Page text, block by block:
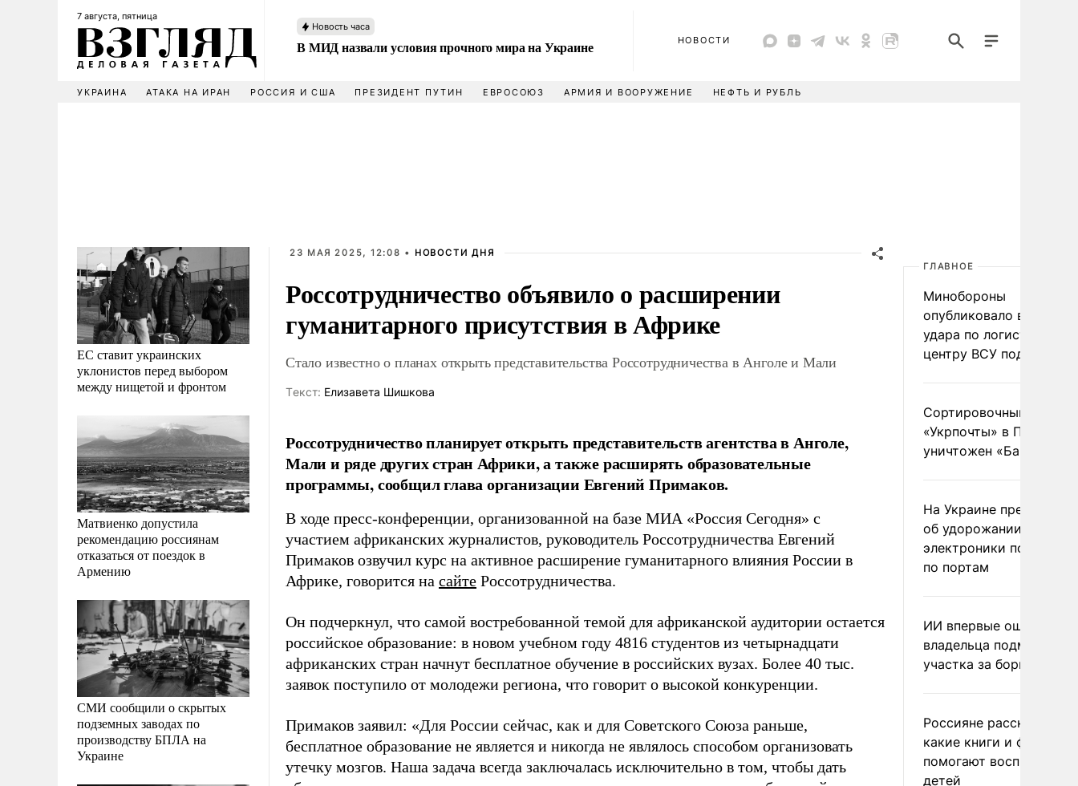
7 августа, пятница
Новость часа
В МИД назвали условия прочного мира на Украине НОВОСТИ
УКРАИНА АТАКА НА ИРАН РОССИЯ И США ПРЕЗИДЕНТ ПУТИН ЕВРОСОЮЗ АРМИЯ И ВООРУЖЕНИЕ НЕФТЬ И РУБЛЬ
ЕС ставит украинских
уклонистов перед выбором
между нищетой и фронтом
Матвиенко допустила
рекомендацию россиянам
отказаться от поездок в
Армению
СМИ сообщили о скрытых
подземных заводах по
производству БПЛА на
Украине
23 МАЯ 2025, 12:08 • НОВОСТИ ДНЯ
Россотрудничество объявило о расширении
гуманитарного присутствия в Африке
Стало известно о планах открыть представительства Россотрудничества в Анголе и Мали
Tекст: Елизавета Шишкова
Россотрудничество планирует открыть представительств агентства в Анголе,
Мали и ряде других стран Африки, а также расширять образовательные
программы, сообщил глава организации Евгений Примаков.
В ходе пресс-конференции, организованной на базе МИА «Россия Сегодня» с
участием африканских журналистов, руководитель Россотрудничества Евгений
Примаков озвучил курс на активное расширение гуманитарного влияния России в
Африке, говорится на сайте Россотрудничества.
Он подчеркнул, что самой востребованной темой для африканской аудитории остается
российское образование: в новом учебном году 4816 студентов из четырнадцати
африканских стран начнут бесплатное обучение в российских вузах. Более 40 тыс.
заявок поступило от молодежи региона, что говорит о высокой конкуренции.
Примаков заявил: «Для России сейчас, как и для Советского Союза раньше,
бесплатное образование не является и никогда не являлось способом организовать
утечку мозгов. Наша задача всегда заключалась исключительно в том, чтобы дать
ГЛАВНОЕ
Минобороны
опубликовало видео
удара по
центру ВСУ под Киевом
Сортировочный пункт
«Укрпочты» в
уничтожен
На Украине
об удорожании
электроники после
по портам
ИИ впервые
владельца
участка за борщевик
Россияне рассказали,
какие книги и фильмы
помогают воспитывать
детей